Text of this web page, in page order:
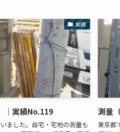
実績
｜実績No.119
ました。自宅・宅地の測量も
測量
東京都